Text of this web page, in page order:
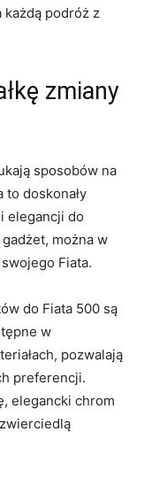
każdą podróż z
zmiany
​sposobów na‌
doskonały
elegancji do​
⁤można w
Fiata.
do Fiata 500 ‌są
w
pozwalają
preferencji.
elegancki chrom